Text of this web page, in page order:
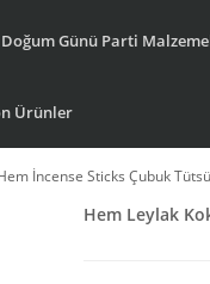
Doğum Günü Parti
Ürünler
İncense Sticks Çubuk Tütsü
Hem Leylak